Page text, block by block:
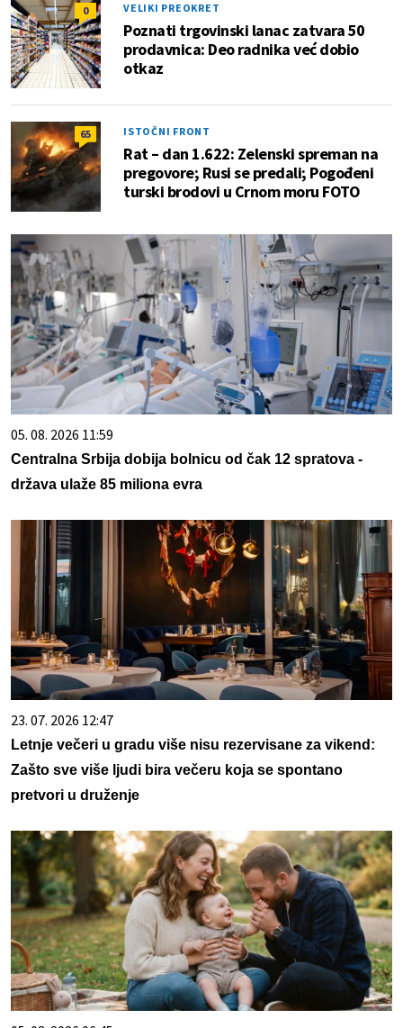
0 VELIKI PREOKRET
Poznati trgovinski lanac zatvara 50
prodavnica: Deo radnika već dobio
otkaz
65 ISTOČNI FRONT
Rat – dan 1.622: Zelenski spreman na
pregovore; Rusi se predali; Pogođeni
turski brodovi u Crnom moru FOTO
05. 08. 2026 11:59
Centralna Srbija dobija bolnicu od čak 12 spratova -
država ulaže 85 miliona evra
23. 07. 2026 12:47
Letnje večeri u gradu više nisu rezervisane za vikend:
Zašto sve više ljudi bira večeru koja se spontano
pretvori u druženje